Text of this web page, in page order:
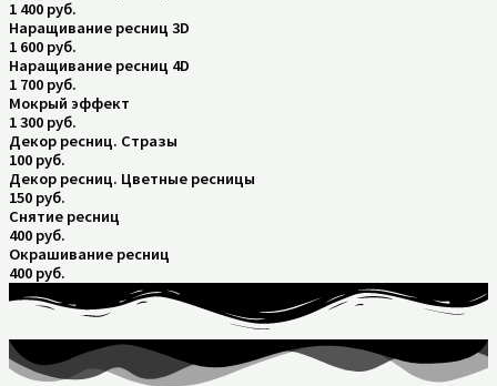
1 400 руб.
Наращивание ресниц 3D
1 600 руб.
Наращивание ресниц 4D
1 700 руб.
Мокрый эффект
1 300 руб.
Декор ресниц. Стразы
100 руб.
Декор ресниц. Цветные ресницы
150 руб.
Снятие ресниц
400 руб.
Окрашивание ресниц
400 руб.